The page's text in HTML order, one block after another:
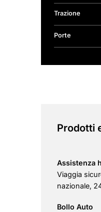
Trazione
Porte
Prodotti
Assistenza
Viaggia
nazionale,
Bollo Auto